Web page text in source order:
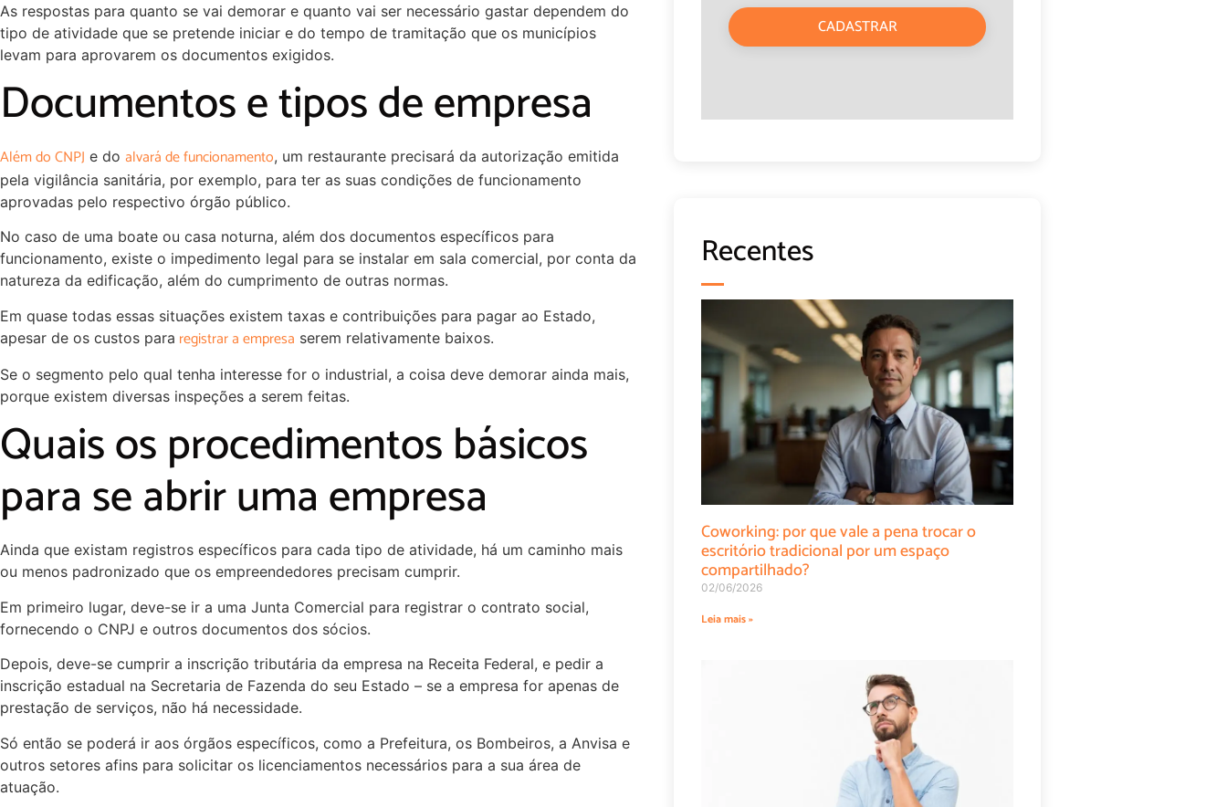
As respostas para quanto se vai demorar e quanto vai ser necessário gastar dependem do
tipo de atividade que se pretende iniciar e do tempo de tramitação que os municípios
levam para aprovarem os documentos exigidos.
Documentos e tipos de empresa
Além do CNPJ e do alvará de funcionamento, um restaurante precisará da autorização emitida
pela vigilância sanitária, por exemplo, para ter as suas condições de funcionamento
aprovadas pelo respectivo órgão público.
No caso de uma boate ou casa noturna, além dos documentos específicos para
funcionamento, existe o impedimento legal para se instalar em sala comercial, por conta da
natureza da edificação, além do cumprimento de outras normas.
Em quase todas essas situações existem taxas e contribuições para pagar ao Estado,
apesar de os custos para registrar a empresa serem relativamente baixos.
Se o segmento pelo qual tenha interesse for o industrial, a coisa deve demorar ainda mais,
porque existem diversas inspeções a serem feitas.
Quais os procedimentos básicos
para se abrir uma empresa
Ainda que existam registros específicos para cada tipo de atividade, há um caminho mais
ou menos padronizado que os empreendedores precisam cumprir.
Em primeiro lugar, deve-se ir a uma Junta Comercial para registrar o contrato social,
fornecendo o CNPJ e outros documentos dos sócios.
Depois, deve-se cumprir a inscrição tributária da empresa na Receita Federal, e pedir a
inscrição estadual na Secretaria de Fazenda do seu Estado – se a empresa for apenas de
prestação de serviços, não há necessidade.
Só então se poderá ir aos órgãos específicos, como a Prefeitura, os Bombeiros, a Anvisa e
outros setores afins para solicitar os licenciamentos necessários para a sua área de
atuação.
CADASTRAR
Recentes
Coworking: por que vale a pena trocar o
escritório tradicional por um espaço
compartilhado?
02/06/2026
Leia mais »